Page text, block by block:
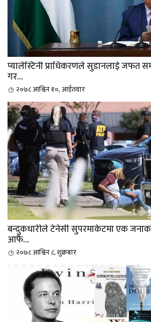
प्यालेस्टिनी प्राधिकरणले सुडानलाई जफत
गर...
२०७८ आश्विन १०, आईतवार
बन्दुकधारीले टेनेसी सुपरमार्केटमा एक
आफै...
२०७८ आश्विन ८, शुक्रबार